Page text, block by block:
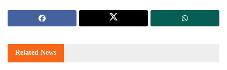
Related News